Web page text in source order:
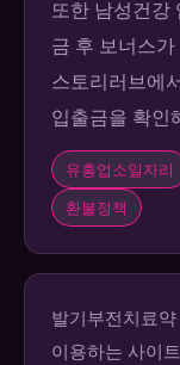
또한 남성건강
금 후 보너스
스토리러브에
입출금을 확인
유흥업소일자리
환불정책
발기부전치료
이용하는 사이